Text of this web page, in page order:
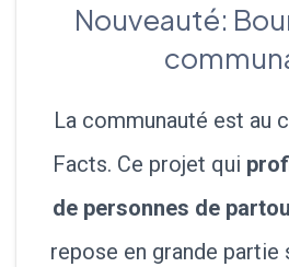
Nouveauté:
La communauté est au
Facts. Ce projet qui
de personnes de
repose en grande